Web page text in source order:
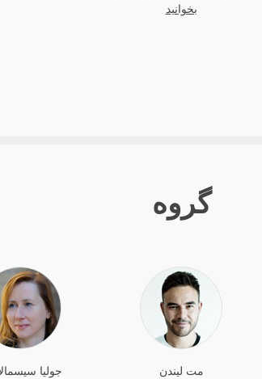
بخوانید
گروه
مت لیندن
جولیا